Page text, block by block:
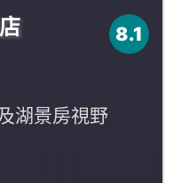
8.1
湖景房視野